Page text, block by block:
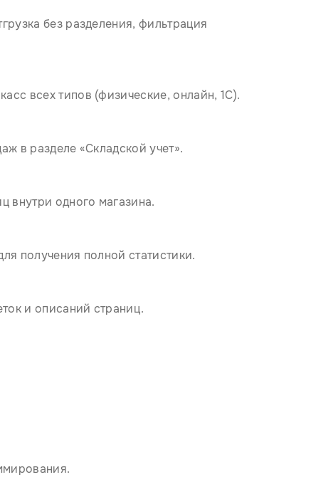
без разделения, фильтрация
всех типов (физические, онлайн, 1С).
в разделе «Складской учет».
внутри одного магазина.
получения полной статистики.
и описаний страниц.